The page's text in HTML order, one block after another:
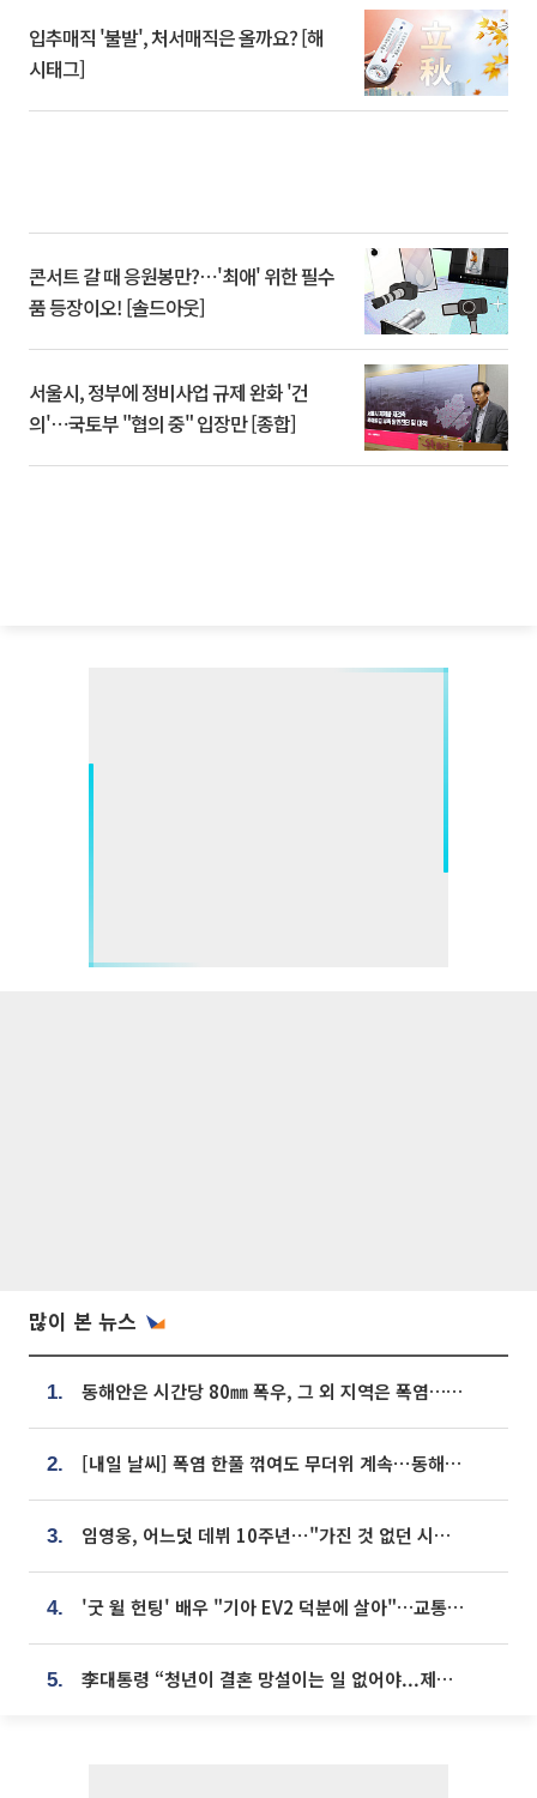
입추매직 '불발', 처서매직은 올까요? [해
시태그]
콘서트 갈 때 응원봉만?⋯'최애' 위한 필수
품 등장이오! [솔드아웃]
서울시, 정부에 정비사업 규제 완화 '건
의'⋯국토부 "협의 중" 입장만 [종합]
많이 본 뉴스
1. 동해안은 시간당 80㎜ 폭우, 그 외 지역은 폭염…‘극과 극 날씨’
2. [내일 날씨] 폭염 한풀 꺾여도 무더위 계속⋯동해안 이틀 연속 비
3. 임영웅, 어느덧 데뷔 10주년⋯"가진 것 없던 시절, 내 앞엔 20명의 팬뿐"
4. '굿 윌 헌팅' 배우 "기아 EV2 덕분에 살아"…교통사고 후 안전성 극찬
5. 李대통령 “청년이 결혼 망설이는 일 없어야...제도상 불이익 조사”